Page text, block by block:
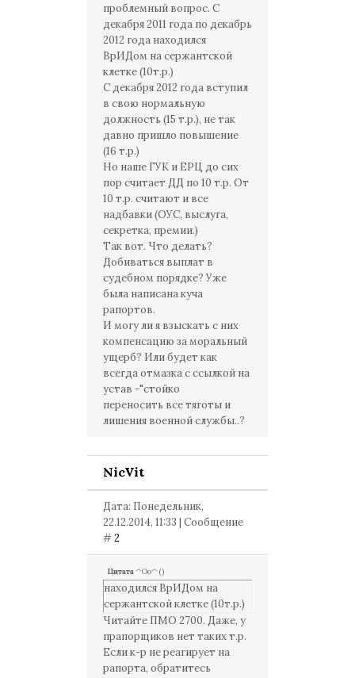
проблемный вопрос. С
декабря 2011 года по декабрь
2012 года находился
ВрИДом на сержантской
клетке (10т.р.)
С декабря 2012 года вступил
в свою нормальную
должность (15 т.р.), не так
давно пришло повышение
(16 т.р.)
Но наше ГУК и ЕРЦ до сих
пор считает ДД по 10 т.р. От
10 т.р. считают и все
надбавки (ОУС, выслуга,
секретка, премии.)
Так вот. Что делать?
Добиваться выплат в
судебном порядке? Уже
была написана куча
рапортов.
И могу ли я взыскать с них
компенсацию за моральный
ущерб? Или будет как
всегда отмазка с ссылкой на
устав -"стойко
переносить все тяготы и
лишения военной службы..?
NicVit
Дата: Понедельник,
22.12.2014, 11:33 | Сообщение
#2
Цитата ^Оо^ ()
находился ВрИДом на
сержантской клетке (10т.р.)
Читайте ПМО 2700. Даже, у
прапорщиков нет таких т.р.
Если к-р не реагирует на
рапорта, обратитесь